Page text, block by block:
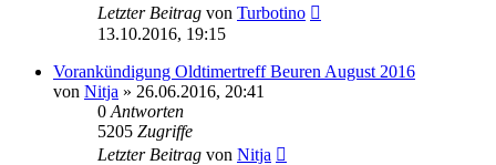
Letzter Beitrag von Turbotino
13.10.2016, 19:15
Vorankündigung Oldtimertreff Beuren August 2016
von Nitja » 26.06.2016, 20:41
0 Antworten
5205 Zugriffe
Letzter Beitrag von Nitja